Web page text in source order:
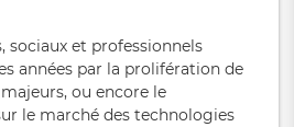
sociaux et professionnels
années par la prolifération de
ou encore le
le marché des technologies